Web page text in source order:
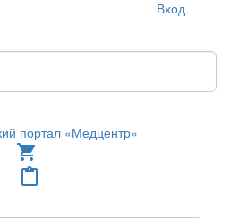
Вход
shopping_cart
content_paste